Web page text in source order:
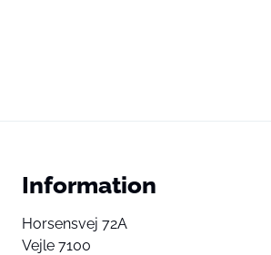
Information
Horsensvej 72A
Vejle 7100